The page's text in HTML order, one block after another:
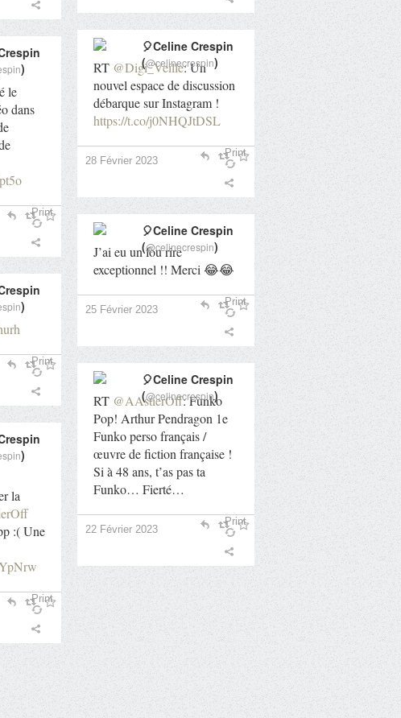
RT @Digi_Veille: Un
nouvel espace de discussion
débarque sur Instagram !
https://t.co/j0NHQJtDSL
🎈Celine Crespin
(@celinecrespin)
28 Février 2023
Print
le
dans
)
Print
J’ai eu un fou rire
exceptionnel !! Merci 😂😂
🎈Celine Crespin
(@celinecrespin)
25 Février 2023
Print
)
Print
RT @AAstierOff: Funko
Pop! Arthur Pendragon 1e
Funko perso français /
œuvre de fiction française !
Si à 48 ans, t’as pas ta
Funko… Fierté…
🎈Celine Crespin
(@celinecrespin)
22 Février 2023
Print
la
:( Une
)
Print